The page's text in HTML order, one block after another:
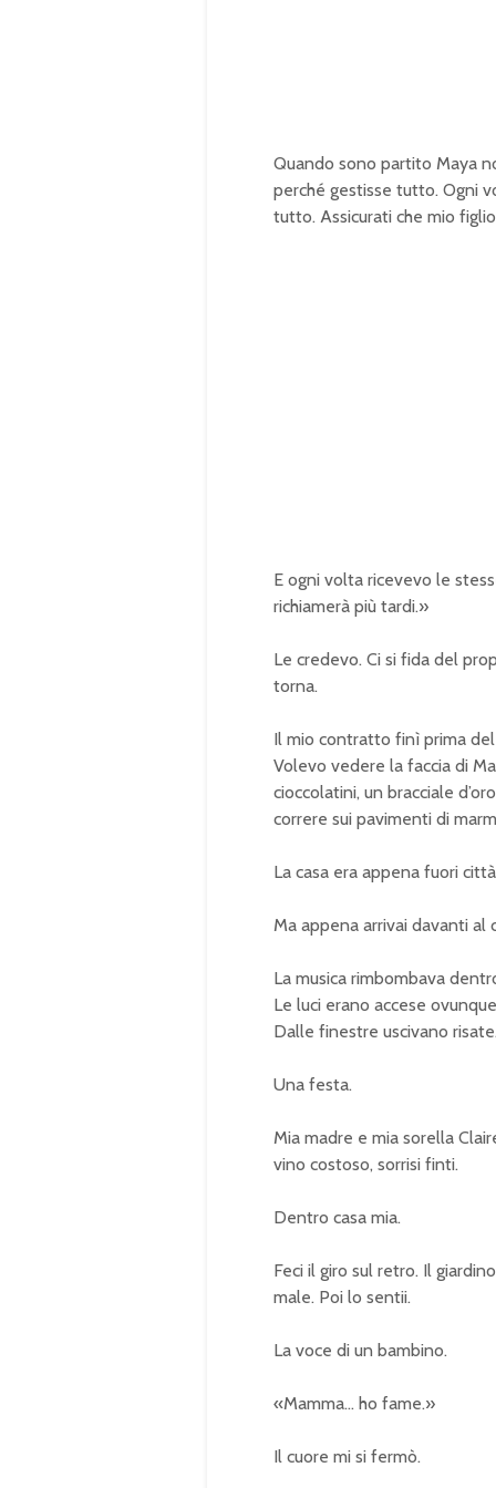
Quando sono partito Maya
perché gestisse tutto. Ogni
tutto. Assicurati che mio
E ogni volta ricevevo le
richiamerà più tardi.»
Le credevo. Ci si fida del
torna.
Il mio contratto finì prima
Volevo vedere la faccia di
cioccolatini, un bracciale
correre sui pavimenti di
La casa era appena fuori
Ma appena arrivai davanti al
La musica rimbombava
Le luci erano accese
Dalle finestre uscivano risate.
Una festa.
Mia madre e mia sorella
vino costoso, sorrisi finti.
Dentro casa mia.
Feci il giro sul retro. Il
male. Poi lo sentii.
La voce di un bambino.
«Mamma… ho fame.»
Il cuore mi si fermò.